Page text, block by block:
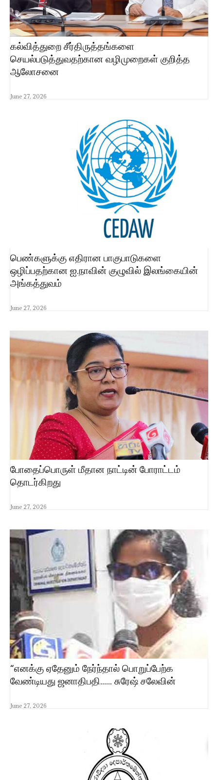
கல்வித்துறை சீர்திருத்தங்களை
செயல்படுத்துவதற்கான வழிமுறைகள் குறித்த
ஆலோசனை
June 27, 2026
பெண்களுக்கு எதிரான பாகுபாடுகளை
ஒழிப்பதற்கான ஐ.நாவின் குழுவில் இலங்கையின்
அங்கத்துவம்
June 27, 2026
போதைப்பொருள் மீதான நாட்டின் போராட்டம்
தொடர்கிறது
June 27, 2026
“எனக்கு ஏதேனும் நேர்ந்தால் பொறுப்பேற்க
வேண்டியது ஜனாதிபதி…… சுரேஷ் சலேவின்
June 27, 2026